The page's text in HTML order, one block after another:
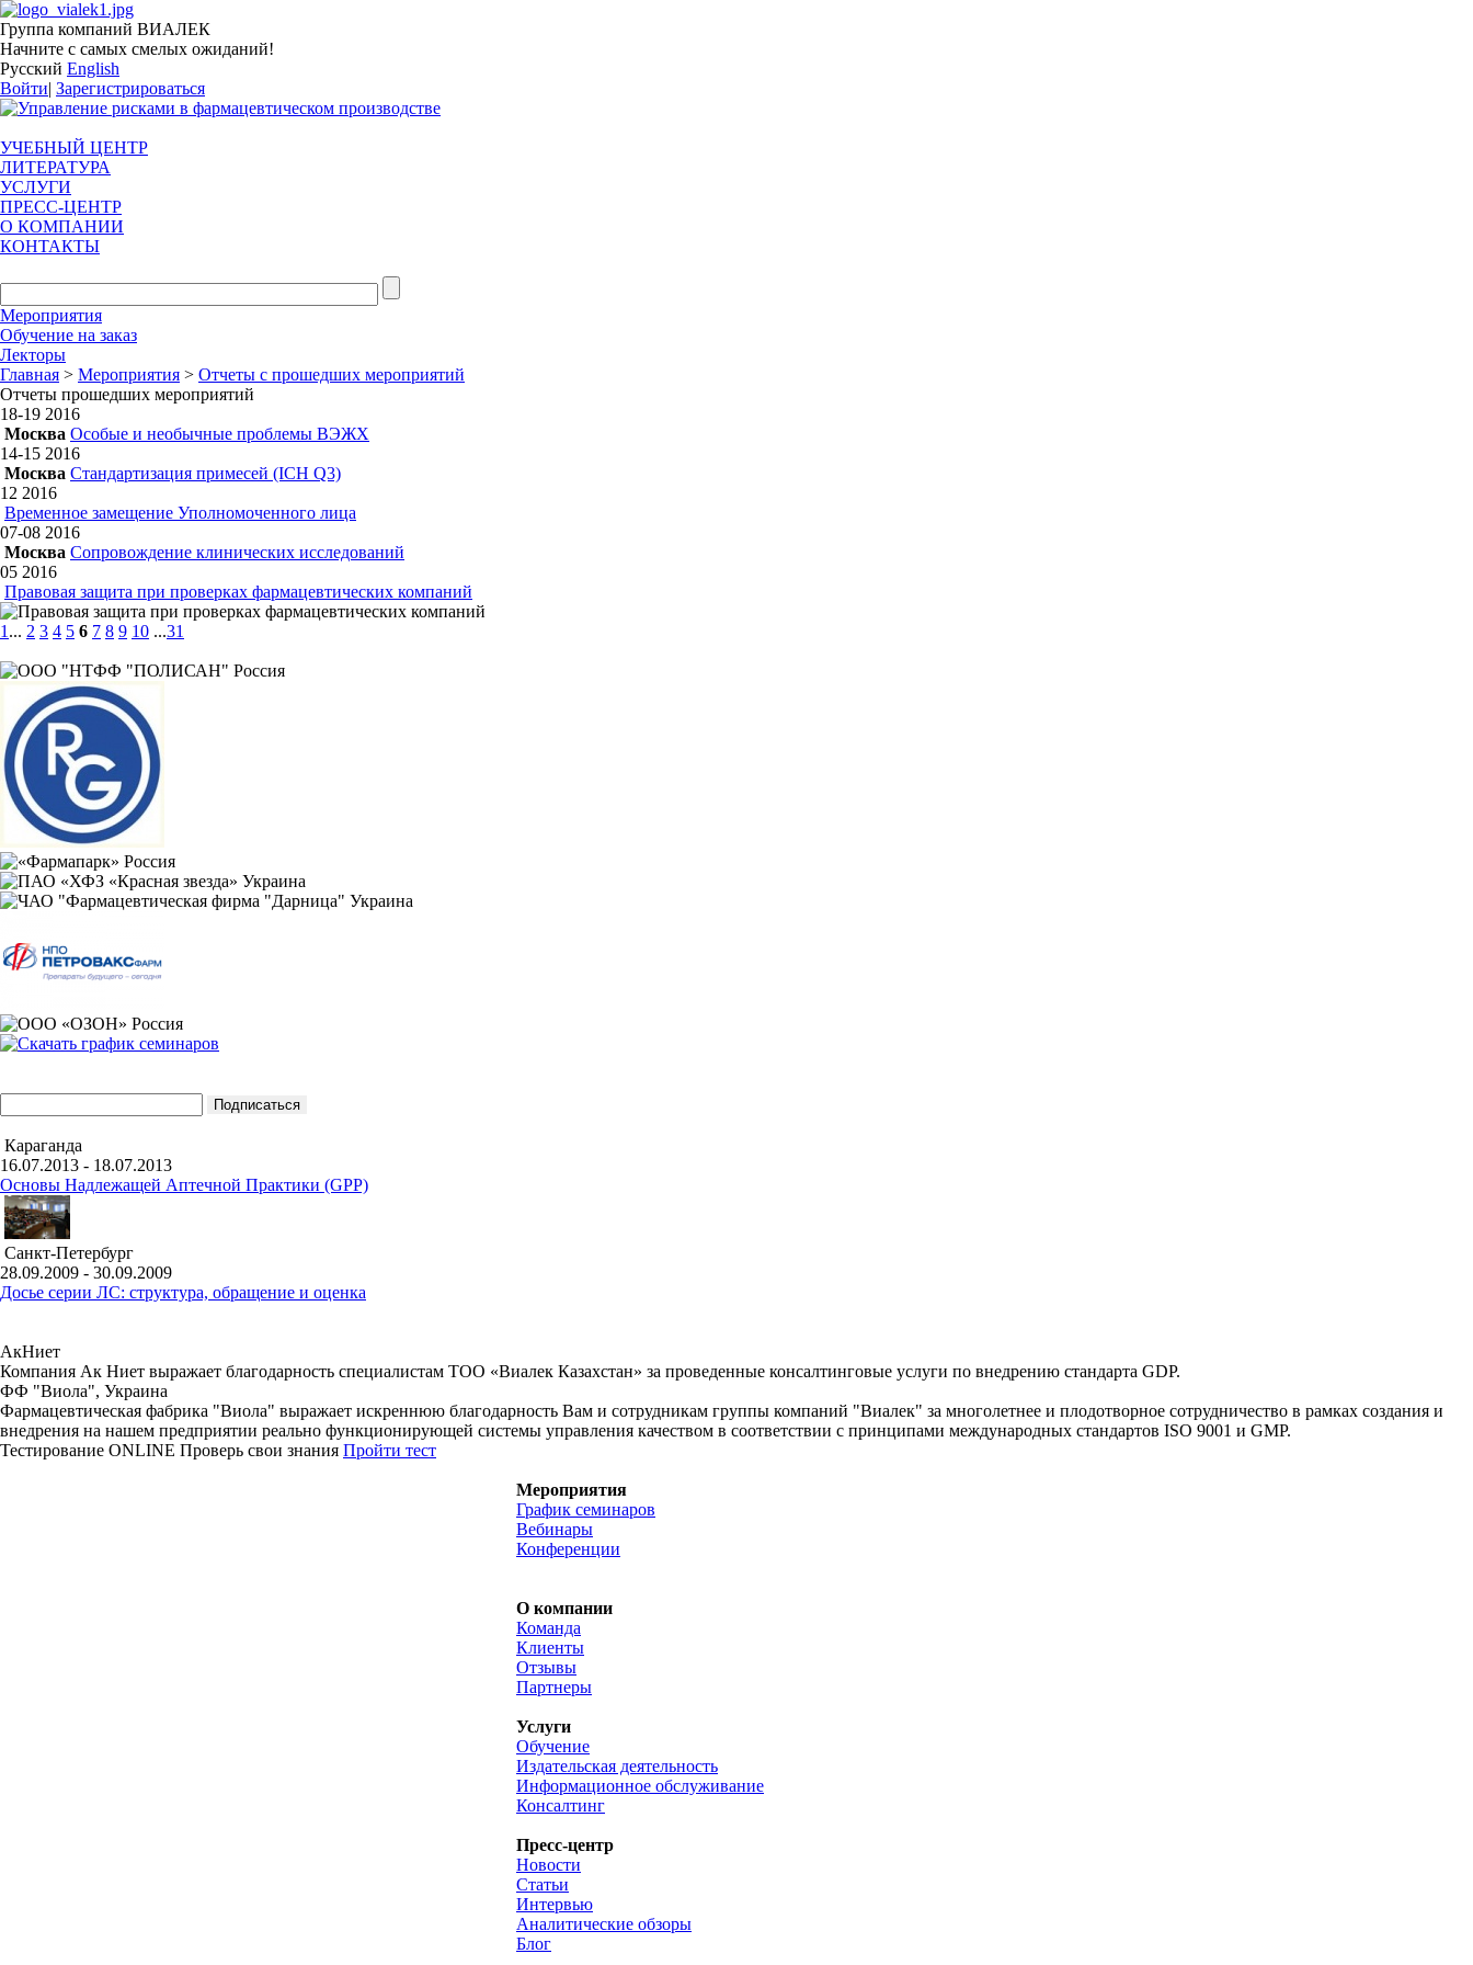
Группа компаний ВИАЛЕК
Начните с самых смелых ожиданий!
Русский English
Войти| Зарегистрироваться
УЧЕБНЫЙ ЦЕНТР
ЛИТЕРАТУРА
УСЛУГИ
ПРЕСС-ЦЕНТР
О КОМПАНИИ
КОНТАКТЫ
Мероприятия
Обучение на заказ
Лекторы
Главная > Мероприятия > Отчеты с прошедших мероприятий
Отчеты прошедших мероприятий
18-19 2016
Москва Особые и необычные проблемы ВЭЖХ
14-15 2016
Москва Стандартизация примесей (ICH Q3)
12 2016
Временное замещение Уполномоченного лица
07-08 2016
Москва Сопровождение клинических исследований
05 2016
Правовая защита при проверках фармацевтических компаний
1 ... 2 3 4 5 6 7 8 9 10 ...31
Караганда
16.07.2013 - 18.07.2013
Основы Надлежащей Аптечной Практики (GPP)
Санкт-Петербург
28.09.2009 - 30.09.2009
Досье серии ЛС: структура, обращение и оценка
АкНиет
Компания Ак Ниет выражает благодарность специалистам ТОО «Виалек Казахстан» за проведенные консалтинговые услуги по внедрению стандарта GDP.
ФФ "Виола", Украина
Фармацевтическая фабрика "Виола" выражает искреннюю благодарность Вам и сотрудникам группы компаний "Виалек" за многолетнее и плодотворное сотрудничество в рамках создания и
внедрения на нашем предприятии реально функционирующей системы управления качеством в соответствии с принципами международных стандартов ISO 9001 и GMP.
Тестирование ONLINE Проверь свои знания Пройти тест
Мероприятия
График семинаров
Вебинары
Конференции
О компании
Команда
Клиенты
Отзывы
Партнеры
Услуги
Обучение
Издательская деятельность
Информационное обслуживание
Консалтинг
Пресс-центр
Новости
Статьи
Интервью
Аналитические обзоры
Блог